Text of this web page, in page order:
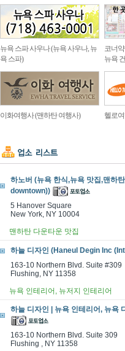
뉴욕 스파 사우나 (뉴욕 사우나, 뉴
욕 스파)
코너
뉴욕
이화여행사 (맨하탄 여행사) 헬로
하노버 (뉴욕 한식,뉴욕 맛집,맨
downtown))
5 Hanover Square
New York, NY 10004
맨하탄 다운타운 맛집
하늘 디자인 (Haneul Degin Inc
163-10 Northern Blvd. Suite #309
Flushing, NY 11358
뉴욕 인테리어, 뉴저지 인테리어
하늘 디자인 | 뉴욕 인테리어, 뉴욕
163-10 Northern Blvd. Suite 309
Flushing , NY 11358